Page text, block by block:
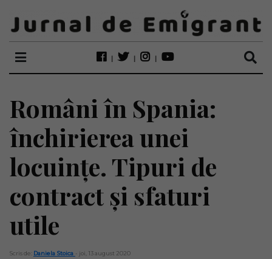
Români în Spania:
închirierea unei
locuințe. Tipuri de
contract și sfaturi
utile
Scris de: Daniela Stoica - joi, 13 august 2020